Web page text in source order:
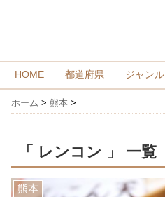
HOME 都道府県 ジャンル
ホーム > 熊本 >
「 レンコン 」 一覧
熊本